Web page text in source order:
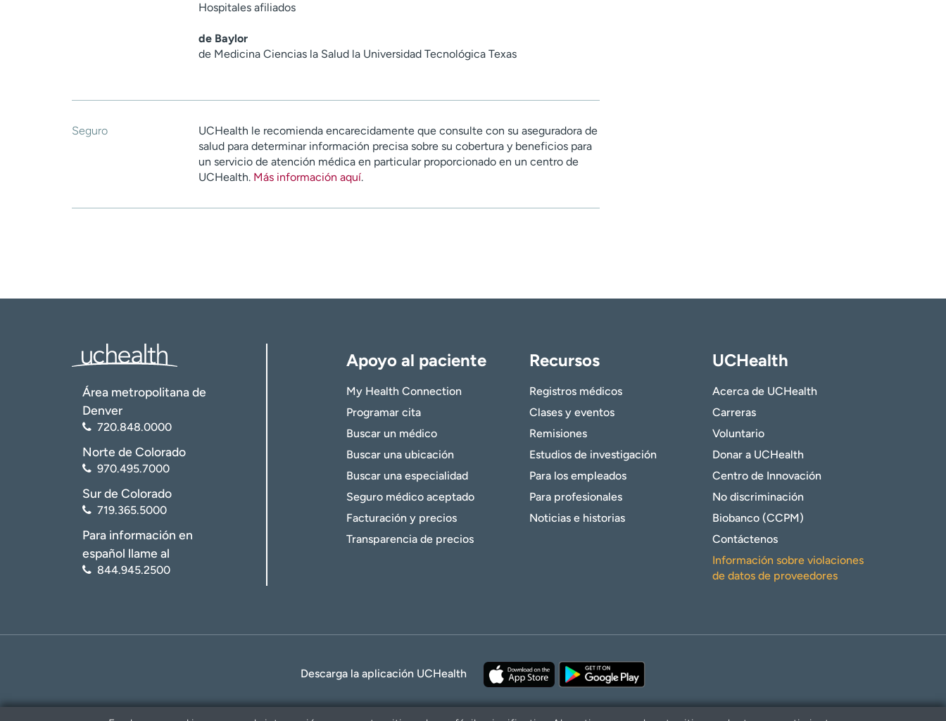
Hospitales afiliados
de Baylor
de Medicina Ciencias la Salud la Universidad Tecnológica Texas
Seguro
UCHealth le recomienda encarecidamente que consulte con su aseguradora de
salud para determinar información precisa sobre su cobertura y beneficios para
un servicio de atención médica en particular proporcionado en un centro de
UCHealth. Más información aquí.
Área metropolitana de
Denver
720.848.0000
Norte de Colorado
970.495.7000
Sur de Colorado
719.365.5000
Para información en
español llame al
844.945.2500
Apoyo al paciente
My Health Connection
Programar cita
Buscar un médico
Buscar una ubicación
Buscar una especialidad
Seguro médico aceptado
Facturación y precios
Transparencia de precios
Recursos
Registros médicos
Clases y eventos
Remisiones
Estudios de investigación
Para los empleados
Para profesionales
Noticias e historias
UCHealth
Acerca de UCHealth
Carreras
Voluntario
Donar a UCHealth
Centro de Innovación
No discriminación
Biobanco (CCPM)
Contáctenos
Información sobre violaciones
de datos de proveedores
Descarga la aplicación UCHealth